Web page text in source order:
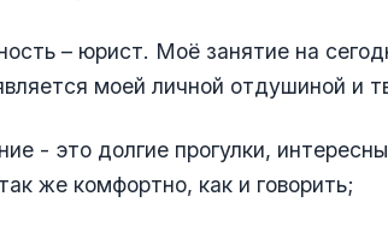
– юрист. Моё занятие на
моей личной отдушиной и
- это долгие прогулки,
же комфортно, как и говорить;